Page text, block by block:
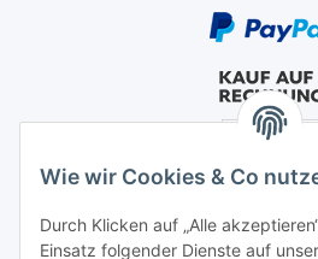
Wie wir Cookies & Co
Durch Klicken auf „Alle
Einsatz folgender Dienste auf